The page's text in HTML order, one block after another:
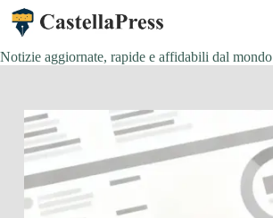
Salta
contenuto
Notizie aggiornate, rapide e affidabili dal mondo